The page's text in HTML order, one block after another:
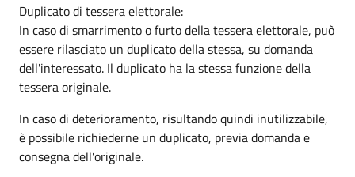
Duplicato di tessera elettorale:
In caso di smarrimento o furto della tessera elettorale, può
essere rilasciato un duplicato della stessa, su domanda
dell'interessato. Il duplicato ha la stessa funzione della
tessera originale.
In caso di deterioramento, risultando quindi inutilizzabile,
è possibile richiederne un duplicato, previa domanda e
consegna dell'originale.